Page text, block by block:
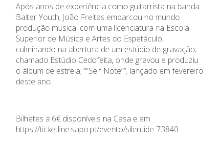
Após anos de experiência como guitarrista na banda
Balter Youth, João Freitas embarcou no mundo
produção musical com uma licenciatura na Escola
Superior de Música e Artes do Espetáculo,
culminando na abertura de um estúdio de gravação,
chamado Estúdio Cedofeita, onde gravou e produziu
o álbum de estreia, “”Self Note””, lançado em fevereiro
deste ano.
Bilhetes a 6€ disponíveis na Casa e em
https://ticketline.sapo.pt/evento/silentide-73840